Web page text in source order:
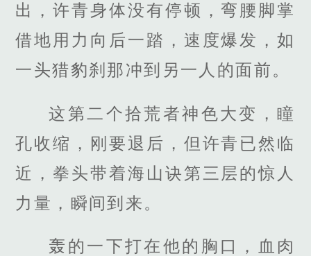
出，许青身体没有停顿，弯腰脚掌
借地用力向后一踏，速度爆发，如
一头猎豹刹那冲到另一人的面前。
这第二个拾荒者神色大变，瞳
孔收缩，刚要退后，但许青已然临
近，拳头带着海山诀第三层的惊人
力量，瞬间到来。
轰的一下打在他的胸口，血肉